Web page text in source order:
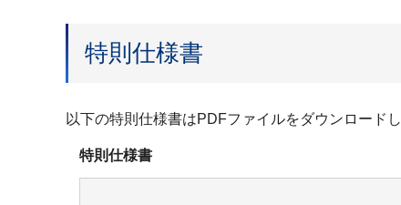
特則仕様書
以下の特則仕様書はPDFファイルをダウンロード
特則仕様書